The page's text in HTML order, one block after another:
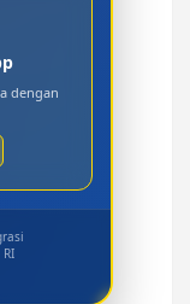
dengan